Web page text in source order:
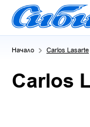
Начало Carlos Lasarte
Carlos